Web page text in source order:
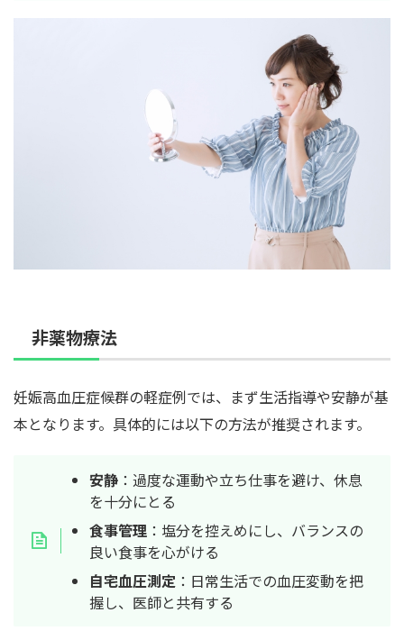
非薬物療法
妊娠高血圧症候群の軽症例では、まず生活指導や安静が基
本となります。具体的には以下の方法が推奨されます。
安静 ：過度な運動や立ち仕事を避け、休息
を十分にとる
食事管理 ：塩分を控えめにし、バランスの
良い食事を心がける
自宅血圧測定 ：日常生活での血圧変動を把
握し、医師と共有する